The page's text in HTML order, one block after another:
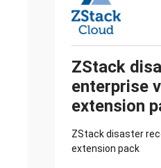
ZStack
enterprise
extension
ZStack disaster
extension pack